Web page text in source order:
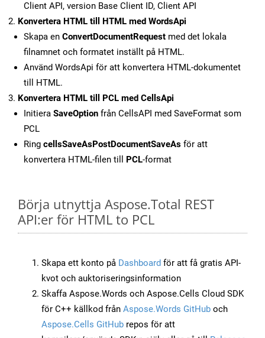
Client API, version Base Client ID, Client API
Konvertera HTML till HTML med WordsApi
Skapa en ConvertDocumentRequest med det lokala
filnamnet och formatet inställt på HTML.
Använd WordsApi för att konvertera HTML-dokumentet
till HTML.
Konvertera HTML till PCL med CellsApi
Initiera SaveOption från CellsAPI med SaveFormat som
PCL
Ring cellsSaveAsPostDocumentSaveAs för att
konvertera HTML-filen till PCL-format
Börja utnyttja Aspose.Total REST
API:er för HTML to PCL
Skapa ett konto på Dashboard för att få gratis API-
kvot och auktoriseringsinformation
Skaffa Aspose.Words och Aspose.Cells Cloud SDK
för C++ källkod från Aspose.Words GitHub och
Aspose.Cells GitHub repos för att